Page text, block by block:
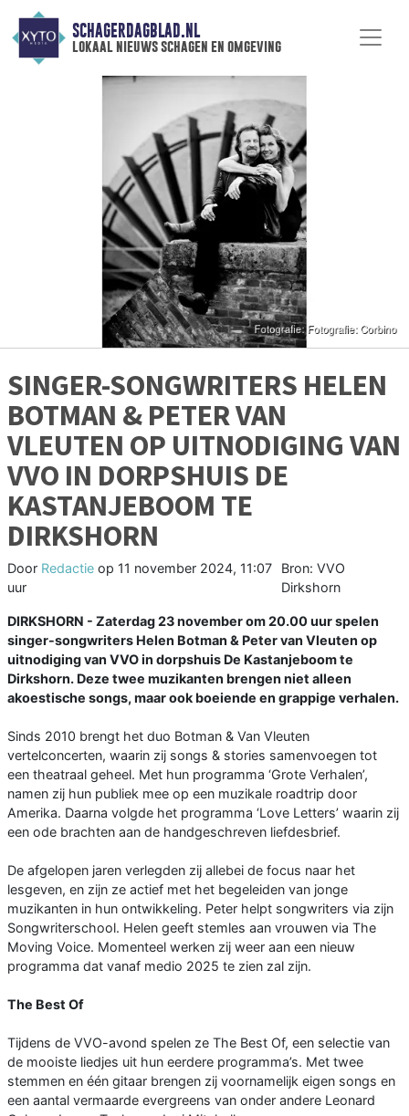
SCHAGERDAGBLAD.NL
lokaal nieuws schagen en omgeving
SINGER-SONGWRITERS HELEN
BOTMAN & PETER VAN
VLEUTEN OP UITNODIGING VAN
VVO IN DORPSHUIS DE
KASTANJEBOOM TE
DIRKSHORN
Door Redactie op 11 november 2024, 11:07
uur
Bron: VVO
Dirkshorn
DIRKSHORN - Zaterdag 23 november om 20.00 uur spelen
singer-songwriters Helen Botman & Peter van Vleuten op
uitnodiging van VVO in dorpshuis De Kastanjeboom te
Dirkshorn. Deze twee muzikanten brengen niet alleen
akoestische songs, maar ook boeiende en grappige verhalen.
Sinds 2010 brengt het duo Botman & Van Vleuten
vertelconcerten, waarin zij songs & stories samenvoegen tot
een theatraal geheel. Met hun programma ‘Grote Verhalen’,
namen zij hun publiek mee op een muzikale roadtrip door
Amerika. Daarna volgde het programma ‘Love Letters’ waarin zij
een ode brachten aan de handgeschreven liefdesbrief.
De afgelopen jaren verlegden zij allebei de focus naar het
lesgeven, en zijn ze actief met het begeleiden van jonge
muzikanten in hun ontwikkeling. Peter helpt songwriters via zijn
Songwriterschool. Helen geeft stemles aan vrouwen via The
Moving Voice. Momenteel werken zij weer aan een nieuw
programma dat vanaf medio 2025 te zien zal zijn.
The Best Of
Tijdens de VVO-avond spelen ze The Best Of, een selectie van
de mooiste liedjes uit hun eerdere programma’s. Met twee
stemmen en één gitaar brengen zij voornamelijk eigen songs en
een aantal vermaarde evergreens van onder andere Leonard